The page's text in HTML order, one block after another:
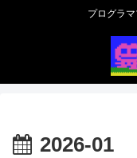
プログラ
2026-01